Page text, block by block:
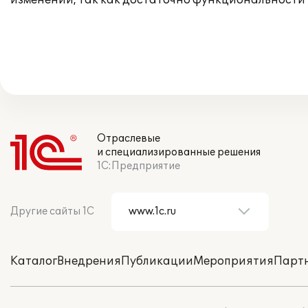
Отраслевые
и специализированные решения
1С:Предприятие
Другие сайты 1С
КаталогВнедренияПубликацииМероприятия